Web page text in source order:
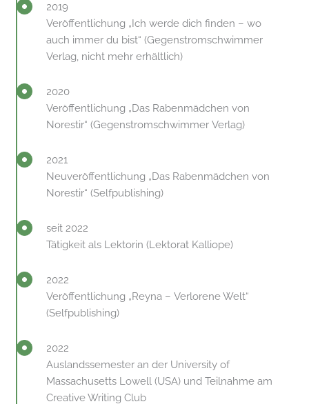
2019
Veröffentlichung „Ich werde dich finden – wo
auch immer du bist“ (Gegenstromschwimmer
Verlag, nicht mehr erhältlich)
2020
Veröffentlichung „Das Rabenmädchen von
Norestir“ (Gegenstromschwimmer Verlag)
2021
Neuveröffentlichung „Das Rabenmädchen von
Norestir“ (Selfpublishing)
seit 2022
Tätigkeit als Lektorin (Lektorat Kalliope)
2022
Veröffentlichung „Reyna – Verlorene Welt“
(Selfpublishing)
2022
Auslandssemester an der University of
Massachusetts Lowell (USA) und Teilnahme am
Creative Writing Club